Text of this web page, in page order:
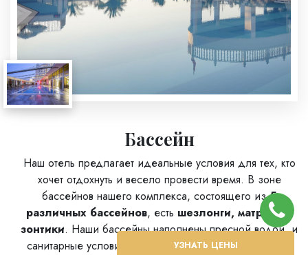
Бассейн
Наш отель предлагает идеальные условия для тех, кто
хочет отдохнуть и весело провести время. В зоне
бассейнов нашего комплекса, состоящего из5
различных бассейнов, есть шезлонги, матрасы и
зонтики. Наши бассейны наполнены пресной водой, и
санитарные условия соблюдаются на высшем уровне.
УЗНАТЬ ЦЕНЫ